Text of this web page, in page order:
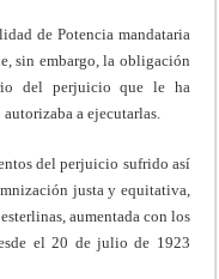
de Potencia mandataria
sin embargo, la obligación
del perjuicio que le ha
a ejecutarlas.
del perjuicio sufrido así
justa y equitativa,
aumentada con los
el 20 de julio de 1923